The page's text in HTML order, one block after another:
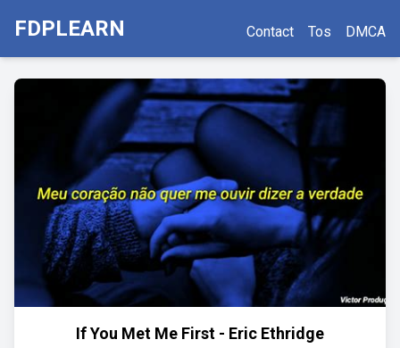
FDPLEARN Contact Tos DMCA
If You Met Me First - Eric Ethridge